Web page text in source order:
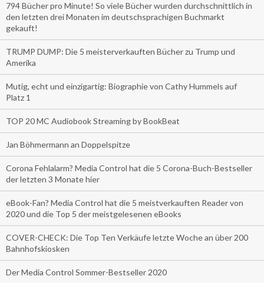
794 Bücher pro Minute! So viele Bücher wurden durchschnittlich in
den letzten drei Monaten im deutschsprachigen Buchmarkt
gekauft!
TRUMP DUMP: Die 5 meisterverkauften Bücher zu Trump und
Amerika
Mutig, echt und einzigartig: Biographie von Cathy Hummels auf
Platz 1
TOP 20 MC Audiobook Streaming by BookBeat
Jan Böhmermann an Doppelspitze
Corona Fehlalarm? Media Control hat die 5 Corona-Buch-Bestseller
der letzten 3 Monate hier
eBook-Fan? Media Control hat die 5 meistverkauften Reader von
2020 und die Top 5 der meistgelesenen eBooks
COVER-CHECK: Die Top Ten Verkäufe letzte Woche an über 200
Bahnhofskiosken
Der Media Control Sommer-Bestseller 2020